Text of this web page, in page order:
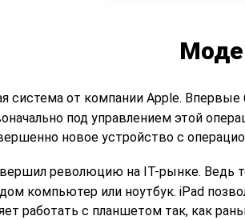
система от компании Apple.
под управлением этой
новое устройство с
революцию на IT-рынке. Ведь
компьютер или ноутбук. iPad
работать с планшетом так, как